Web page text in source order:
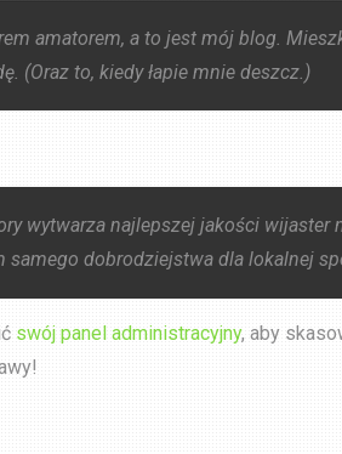
amatorem, a to jest mój blog.
(Oraz to, kiedy łapie mnie deszcz.)
wytwarza najlepszej jakości wijaster
dobrodziejstwa dla lokalnej
swój panel administracyjny, aby